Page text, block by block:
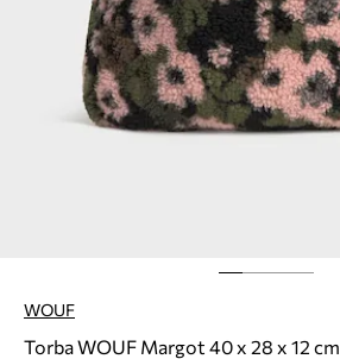
WOUF
Torba WOUF Margot 40 x 28 x 12 cm